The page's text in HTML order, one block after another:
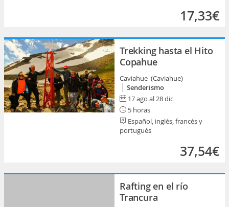
17,33€
Trekking hasta el Hito
Copahue
Caviahue (Caviahue)
Senderismo
17 ago al 28 dic
5 horas
Español, inglés, francés y
portugués
37,54€
Rafting en el río
Trancura